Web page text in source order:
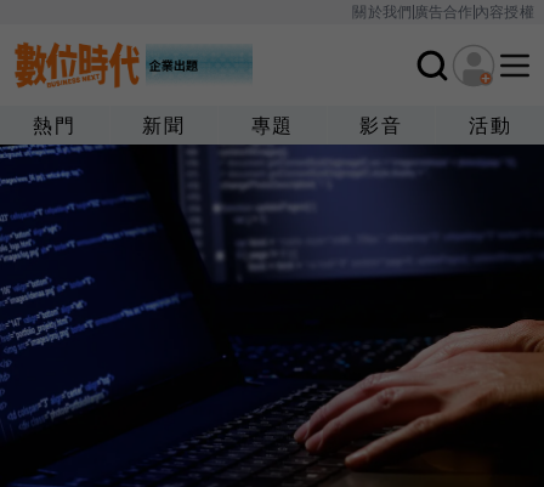
關於我們廣告合作內容授權
熱門 新聞 專題 影音 活動